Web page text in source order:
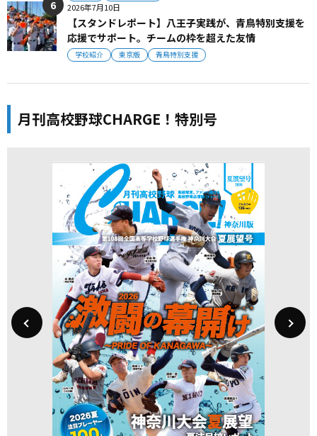
2026年7月10日
【スタンドレポート】八王子実践が、青鳥特別支援を
応援でサポート。チームの枠を超えた友情
学校紹介 東京版 青鳥特別支援
月刊高校野球CHARGE！特別号